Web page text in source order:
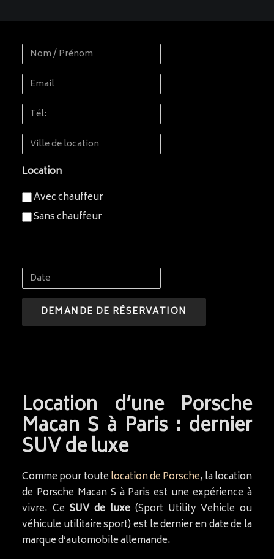
Nom
/
Prénom
Email
Tél:
Ville
de
location
Location
Avec chauffeur
Sans chauffeur
Date
Location d’une Porsche
Macan S à Paris : dernier
SUV de luxe
Comme pour toutelocation de Porsche, la location
de Porsche Macan S à Paris est une expérience à
vivre. Ce SUV de luxe (Sport Utility Vehicle ou
véhicule utilitaire sport) est le dernier en date de la
marque d’automobile allemande.